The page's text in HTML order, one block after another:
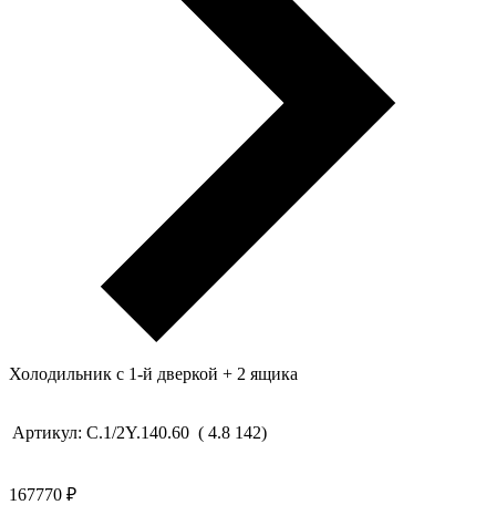
Холодильник с 1-й дверкой + 2 ящика
Артикул: C.1/2Y.140.60 ( 4.8 142)
167770 ₽